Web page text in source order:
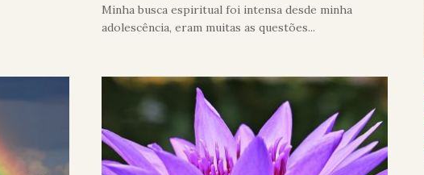
Minha busca espiritual foi intensa desde minha
adolescência, eram muitas as questões...